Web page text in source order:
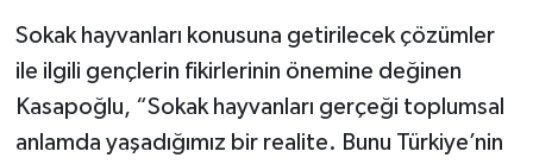
Sokak hayvanları konusuna getirilecek çözümler
ile ilgili gençlerin fikirlerinin önemine değinen
Kasapoğlu, “Sokak hayvanları gerçeği toplumsal
anlamda yaşadığımız bir realite. Bunu Türkiye’nin